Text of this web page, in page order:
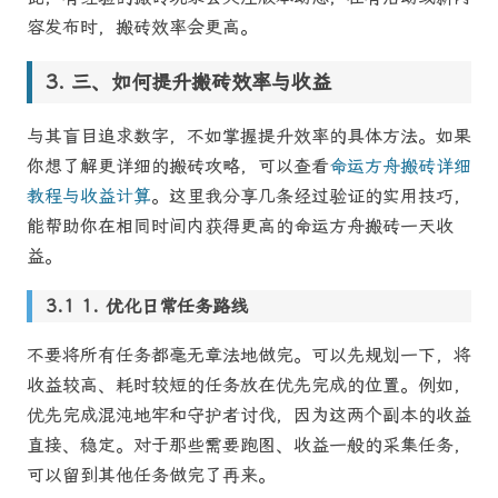
容发布时，搬砖效率会更高。
三、如何提升搬砖效率与收益
与其盲目追求数字，不如掌握提升效率的具体方法。如果
你想了解更详细的搬砖攻略，可以查看命运方舟搬砖详细
教程与收益计算。这里我分享几条经过验证的实用技巧，
能帮助你在相同时间内获得更高的命运方舟搬砖一天收
益。
1. 优化日常任务路线
不要将所有任务都毫无章法地做完。可以先规划一下，将
收益较高、耗时较短的任务放在优先完成的位置。例如，
优先完成混沌地牢和守护者讨伐，因为这两个副本的收益
直接、稳定。对于那些需要跑图、收益一般的采集任务，
可以留到其他任务做完了再来。